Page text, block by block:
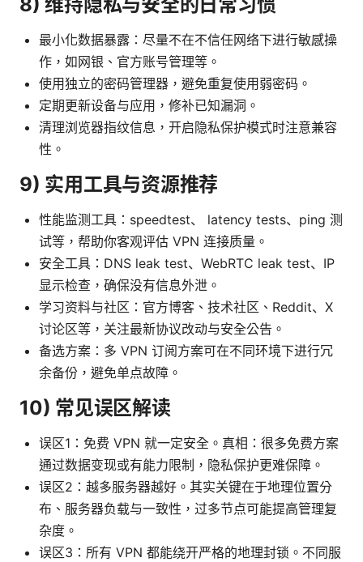
最小化数据暴露：尽量不在不信任网络下进行敏感操
作，如网银、官方账号管理等。
使用独立的密码管理器，避免重复使用弱密码。
定期更新设备与应用，修补已知漏洞。
清理浏览器指纹信息，开启隐私保护模式时注意兼容
性。
9) 实用工具与资源推荐
性能监测工具：speedtest、 latency tests、ping 测
试等，帮助你客观评估 VPN 连接质量。
安全工具：DNS leak test、WebRTC leak test、IP
显示检查，确保没有信息外泄。
学习资料与社区：官方博客、技术社区、Reddit、X
讨论区等，关注最新协议改动与安全公告。
备选方案：多 VPN 订阅方案可在不同环境下进行冗
余备份，避免单点故障。
10) 常见误区解读
误区1：免费 VPN 就一定安全。真相：很多免费方案
通过数据变现或有能力限制，隐私保护更难保障。
误区2：越多服务器越好。其实关键在于地理位置分
布、服务器负载与一致性，过多节点可能提高管理复
杂度。
误区3：所有 VPN 都能绕开严格的地理封锁。不同服